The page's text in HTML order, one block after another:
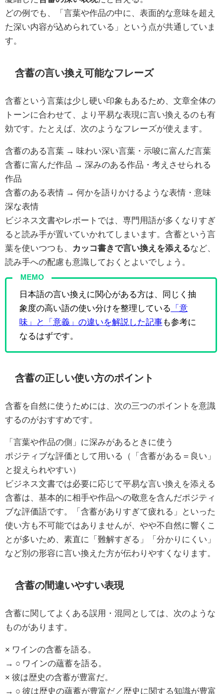
どの例でも、「言葉や作品の中に、表面的な意味を超え
た深い内容が込められている」という点が共通していま
す。
含蓄の言い換え可能なフレーズ
含蓄という言葉は少し硬い印象もあるため、文章全体の
トーンに合わせて、より平易な表現に言い換えるのも有
効です。たとえば、次のようなフレーズが使えます。
含蓄のある言葉 → 味わい深い言葉・示唆に富んだ言葉
含蓄に富んだ作品 → 深みのある作品・考えさせられる
作品
含蓄のある表情 → 何かを語りかけるような表情・意味
深な表情
ビジネス文書やレポートでは、専門用語が多くなりすぎ
ると読み手が置いていかれてしまいます。含蓄という言
葉を使いつつも、
カッコ書きで言い換えを添えるなど、
読み手への配慮も意識しておくとよいでしょう。
MEMO
日本語の言い換えに関心がある方は、同じく抽
象度の高い語の使い分けを整理している 「意
味」と「意義」の違いを解説した記事も参考に
なるはずです。
含蓄の正しい使い方のポイント
含蓄を自然に使うためには、次の三つのポイントを意識
するのがおすすめです。
「言葉や作品の側」に深みがあるときに使う
ポジティブな評価として用いる（「含蓄がある＝良い」
と捉えられやすい）
ビジネス文書では必要に応じて平易な言い換えを添える
含蓄は、基本的に相手や作品への敬意を含んだポジティ
ブな評価語です。「含蓄がありすぎて疲れる」といった
使い方も不可能ではありませんが、やや不自然に響くこ
とが多いため、素直に「難解すぎる」「分かりにくい」
など別の形容に言い換えた方が伝わりやすくなります。
含蓄の間違いやすい表現
含蓄に関してよくある誤用・混同としては、次のような
ものがあります。
× ワインの含蓄を語る。
→ ○ ワインの蘊蓄を語る。
× 彼は歴史の含蓄が豊富だ。
→ ○ 彼は歴史の蘊蓄が豊富だ／歴史に関する知識が豊富